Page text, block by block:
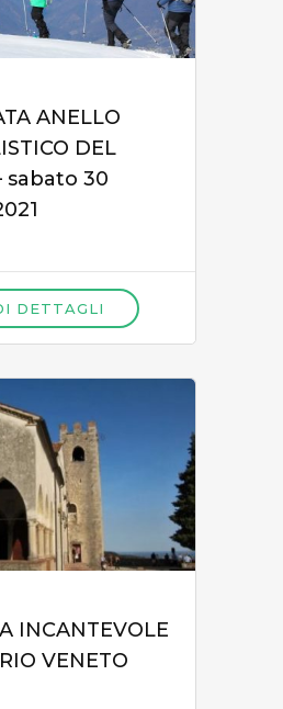
ANELLO
DEL
sabato 30
DETTAGLI
INCANTEVOLE
VENETO